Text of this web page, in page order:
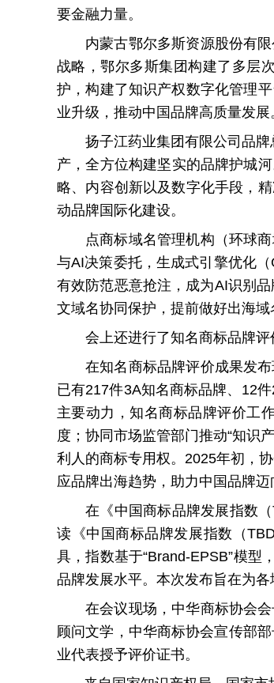
要金融力量。
内蒙古鄂尔多斯资源股份有
战略，鄂尔多斯集团构建了多层
护，构建了知识产权数字化管理
业升级，推动中国品牌高质量发展
扬子江药业集团有限公司品
产，全方位构建坚实的品牌护城
略、内容创新以及数字化手段，
动品牌国际化建设。
点商标域名管理机构（环球
与AI决策委托，生成式引擎优化
有效防范恶意抢注，成为AI识别
文域名协同保护，提前做好出海
会上还进行了知名商标品牌
在知名商标品牌评价成果发
已有217件3A知名商标品牌、12
主要动力，知名商标品牌评价工
度；协同市场监管部门推动“知识
利人的商标专用权。2025年初，
应品牌出海趋势，助力中国品牌
在《中国商标品牌发展指数
读《中国商标品牌发展指数（
具，指数基于“Brand-EPSB”模
品牌发展水平。本次发布旨在为各
在会议现场，中华商标协会
顾问文学，中华商标协会宣传部
业代表授予评价证书。